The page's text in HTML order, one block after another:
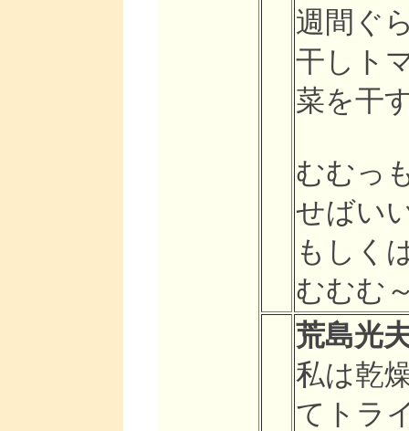
週間ぐ
干しト
菜を干
むむっ
せばい
もしく
むむむ
荒島光
私は乾
てトラ